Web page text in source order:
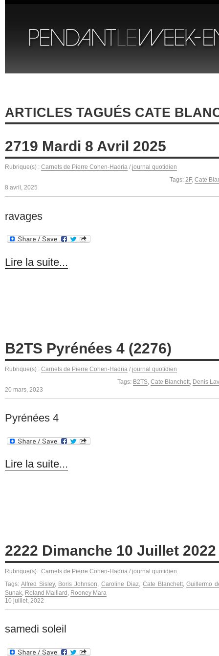
ARTICLES TAGUÉS CATE
2719 Mardi 8 Avril 2025
Rubrique(s) : Carnets de Pierre Cohen-Hadria / journal quotidien
Tags: 2F, Cate
8 avril, 2025
ravages
Lire la suite...
B2TS Pyrénées 4 (2276)
Rubrique(s) : Carnets de Pierre Cohen-Hadria / journal quotidien
Tags: B2TS Cate Blanchett Denis
20 mars, 2023
Pyrénées 4
Lire la suite...
2222 Dimanche 10 Juillet 2022
Rubrique(s) : Carnets de Pierre Cohen-Hadria / journal quotidien
Tags: Alfred Sisley, Boris Johnson ,Caroline Diaz, Cate Blanchett,Guillermo
Sunak Roland Maillard Rooney Mara
10 juillet, 2022
samedi soleil